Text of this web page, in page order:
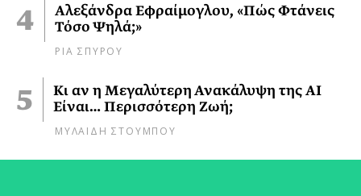
Αλεξάνδρα Εφραίμογλου, «Πώς Φτάνεις
Τόσο Ψηλά;»
ΡΙΑ ΣΠΥΡΟΥ
Κι αν η Μεγαλύτερη Ανακάλυψη της AI
Είναι… Περισσότερη Ζωή;
ΜΥΛΑΙΔΗ ΣΤΟΥΜΠΟΥ